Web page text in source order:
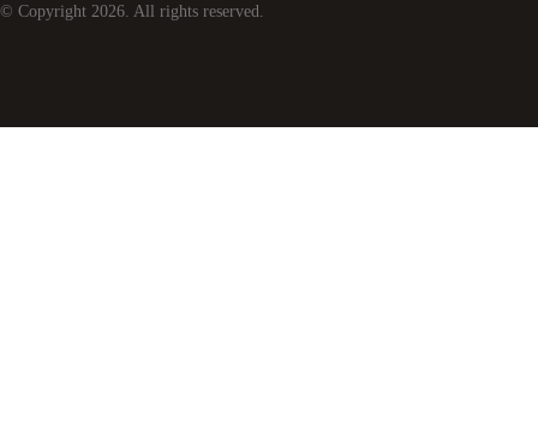
© Copyright 2026 . All rights reserved.